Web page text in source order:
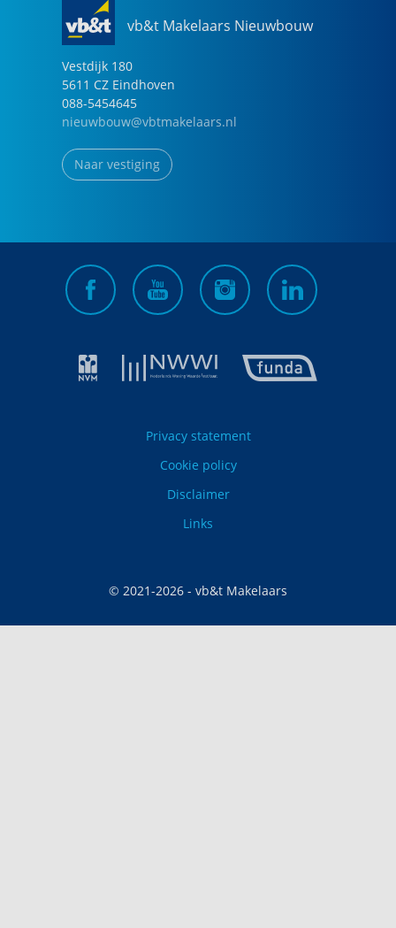
vb&t Makelaars Nieuwbouw
Vestdijk 180
5611 CZ Eindhoven
088-5454645
nieuwbouw@vbtmakelaars.nl
Naar vestiging
Privacy statement
Cookie policy
Disclaimer
Links
© 2021-2026 - vb&t Makelaars